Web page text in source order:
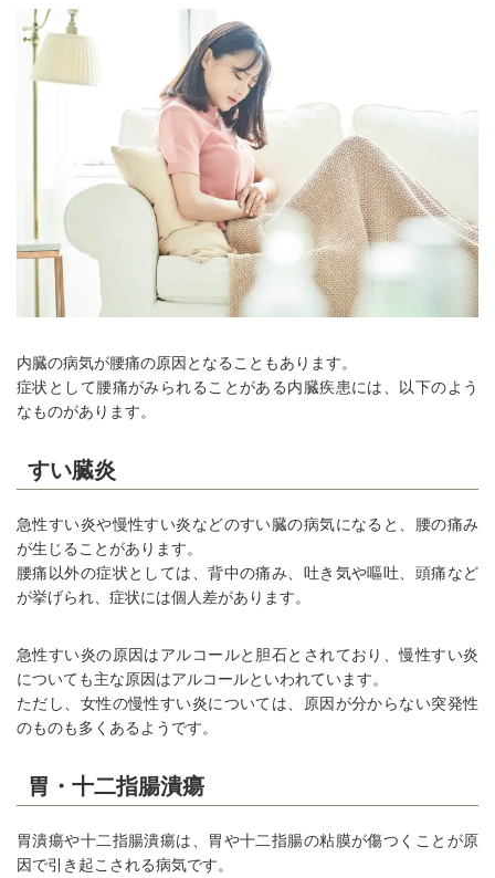
内臓の病気が腰痛の原因となることもあります。
症状として腰痛がみられることがある内臓疾患には、以下のよう
なものがあります。
すい臓炎
急性すい炎や慢性すい炎などのすい臓の病気になると、腰の痛み
が生じることがあります。
腰痛以外の症状としては、背中の痛み、吐き気や嘔吐、頭痛など
が挙げられ、症状には個人差があります。
急性すい炎の原因はアルコールと胆石とされており、慢性すい炎
についても主な原因はアルコールといわれています。
ただし、女性の慢性すい炎については、原因が分からない突発性
のものも多くあるようです。
胃・十二指腸潰瘍
胃潰瘍や十二指腸潰瘍は、胃や十二指腸の粘膜が傷つくことが原
因で引き起こされる病気です。